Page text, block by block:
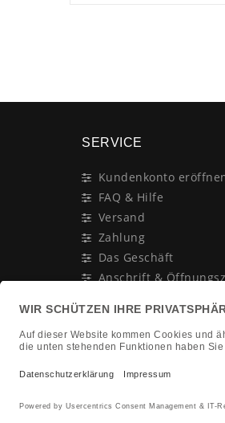
SERVICE
Kundenkonto
FAQ & Hilfe
Versand
Zahlung
Das Geschäft
Anschrift &
Newsletter
In Gedenken an:
Jürgen Duhn